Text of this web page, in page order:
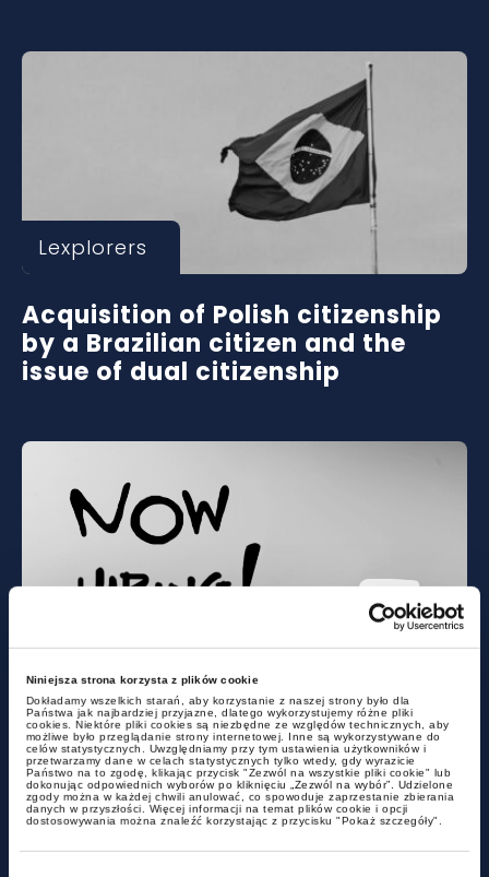
Niniejsza strona korzysta z plików cookie
Dokładamy wszelkich starań, aby korzystanie z naszej strony było dla
Państwa jak najbardziej przyjazne, dlatego wykorzystujemy różne pliki
cookies. Niektóre pliki cookies są niezbędne ze względów technicznych, aby
możliwe było przeglądanie strony internetowej. Inne są wykorzystywane do
celów statystycznych. Uwzględniamy przy tym ustawienia użytkowników i
przetwarzamy dane w celach statystycznych tylko wtedy, gdy wyrazicie
Państwo na to zgodę, klikając przycisk "Zezwól na wszystkie pliki cookie" lub
dokonując odpowiednich wyborów po kliknięciu „Zezwól na wybór”. Udzielone
zgody można w każdej chwili anulować, co spowoduje zaprzestanie zbierania
danych w przyszłości. Więcej informacji na temat plików cookie i opcji
dostosowywania można znaleźć korzystając z przycisku "Pokaż szczegóły".
Lexplorers
Acquisition of Polish citizenship
by a Brazilian citizen and the
issue of dual citizenship
New regulations on transparency
of remuneration in the
recruitment process